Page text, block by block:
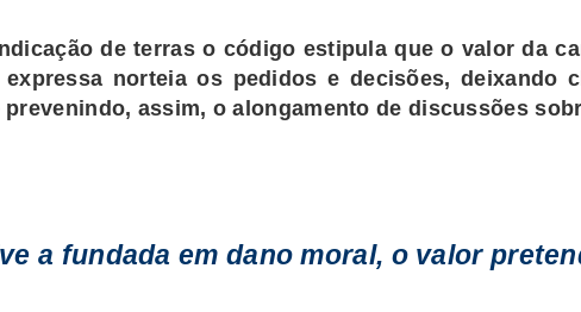
de terras o código estipula que o valor da
norteia os pedidos e decisões, deixando
assim, o alongamento de discussões
a fundada em dano moral, o valor